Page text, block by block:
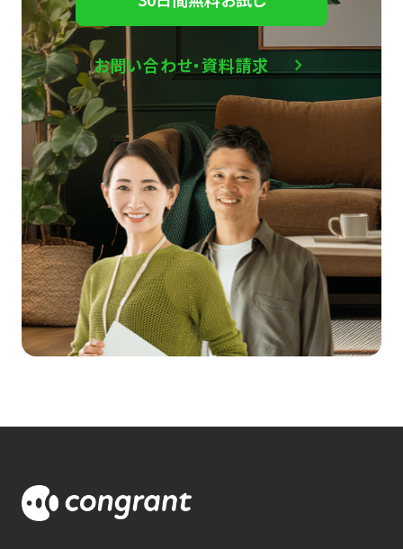
お問い合わせ・資料請求